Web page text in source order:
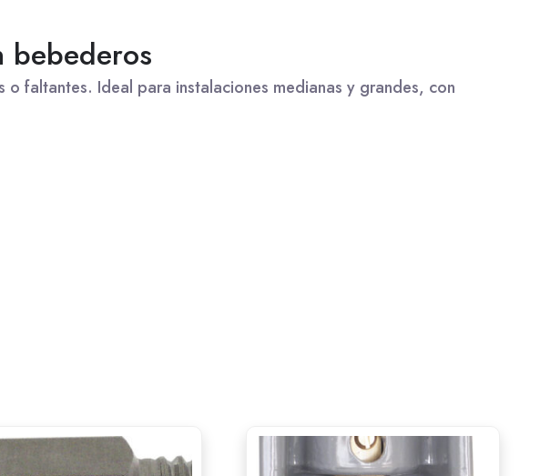
bebederos
faltantes. Ideal para instalaciones medianas y grandes, con